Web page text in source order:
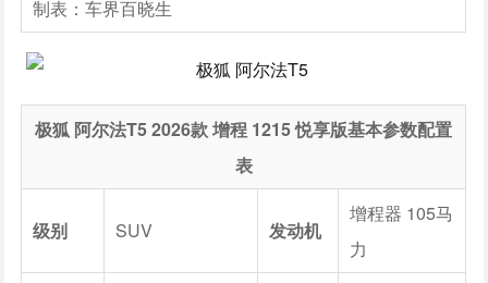
制表：车界百晓生
极狐 阿尔法T5 2026款 增程 1215 悦享版基本参数配置
表
级别 SUV 发动机
增程器 105马
力